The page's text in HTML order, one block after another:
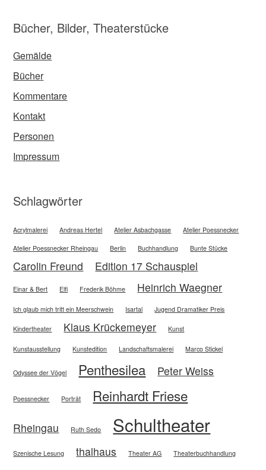
Bücher, Bilder, Theaterstücke
Gemälde
Bücher
Kommentare
Kontakt
Personen
Impressum
Schlagwörter
Acrylmalerei Andreas Hertel Atelier Asbachgasse Atelier Poessnecker
Atelier Poessnecker Rheingau Berlin Buchhandlung Bunte Stücke
Carolin Freund Edition 17 Schauspiel
Einar & Bert Elfi Frederik Böhme Heinrich Waegner
Ich glaub mich tritt ein Meerschwein Isartal Jugend Dramatiker Preis
Kindertheater Klaus Krückemeyer Kunst
Kunstausstellung Kunstedition Landschaftsmalerei Marco Stickel
Odyssee der Vögel Penthesilea Peter Weiss
Poessnecker Porträt Reinhardt Friese
Rheingau Ruth Sedo Schultheater
Szenische Lesung thalhaus Theater AG Theaterbuchhandlung